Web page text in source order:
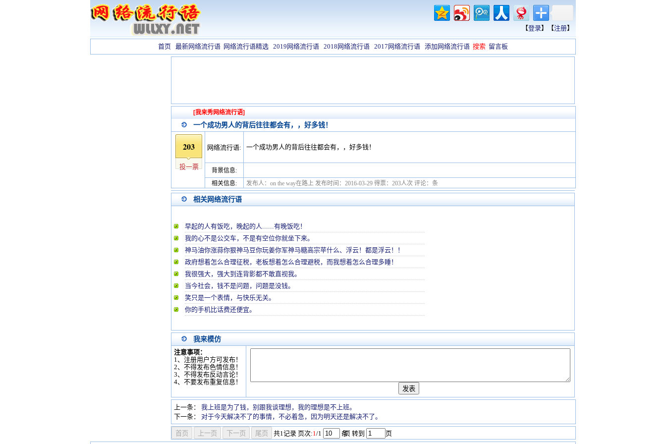
【登录】【注册】
首页 最新网络流行语 网络流行语精选 2019网络流行语 2018网络流行语 2017网络流行语 添加网络流行语 搜索 留言板
[我来秀网络流行语]
一个成功男人的背后往往都会有，，好多钱！
203
投一票
网络流行语: 一个成功男人的背后往往都会有，，好多钱！
背景信息:
相关信息:
发布人：on the way在路上 发布时间：2016-03-29 得票：203人次 评论：条
相关网络流行语
早起的人有饭吃，晚起的人......有晚饭吃！
我的心不是公交车，不是有空位你就坐下来。
神马油你涨蒜你狠神马豆你玩姜你军神马糖高宗苹什么、浮云！都是浮云！！
政府想着怎么合理征税，老板想着怎么合理避税，而我想着怎么合理多睡！
我很强大，强大到连背影都不敢直视我。
当今社会，钱不是问题，问题是没钱。
笑只是一个表情，与快乐无关。
你的手机比话费还便宜。
我来模仿
注意事项：
1、注册用户方可发布！
2、不得发布色情信息！
3、不得发布反动言论！
4、不要发布重复信息！
上一条：
我上班是为了钱，别跟我谈理想，我的理想是不上班。
下一条：
对于今天解决不了的事情，不必着急，因为明天还是解决不了。
共1记录 页次:1/1 条
/页 转到 页